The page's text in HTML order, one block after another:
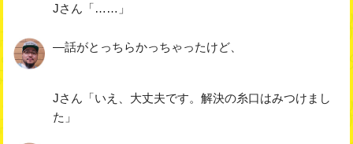
Jさん「……」
―話がとっちらかっちゃったけど、
Jさん「いえ、大丈夫です。解決の糸口はみつけまし
た」